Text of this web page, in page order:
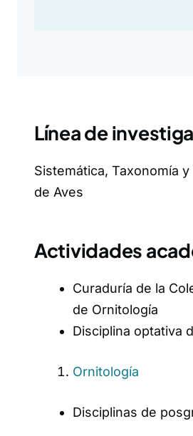
Línea de
Sistemática, Taxonomía
de Aves
Actividades
Curaduría de la
de Ornitología
Disciplina optativa
Ornitología
Disciplinas de